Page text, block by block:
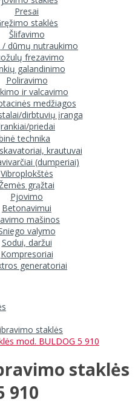
Presai
staklės
Šlifavimo
/ dūmų nutraukimo
frezavimo
galandinimo
Poliravimo
ir valcavimo
medžiagos
dirbtuvių įranga
priedai
technika
krautuvai
(dumperiai)
Vibroplokštės
grąžtai
Pjovimo
Betonavimui
mašinos
valymo
Sodui, daržui
Kompresoriai
generatoriai
staklės
mod. BULDOG 5 910
staklės
910